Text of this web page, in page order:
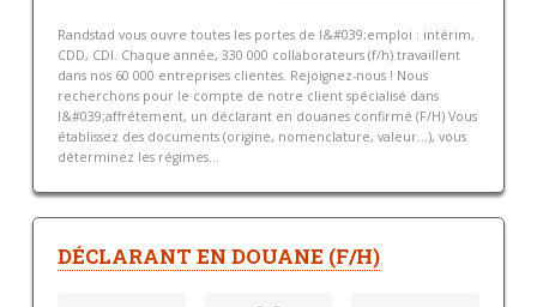
Randstad vous ouvre toutes les portes de l&#039;emploi : intérim,
CDD, CDI. Chaque année, 330 000 collaborateurs (f/h) travaillent
dans nos 60 000 entreprises clientes. Rejoignez-nous ! Nous
recherchons pour le compte de notre client spécialisé dans
l&#039;affrétement, un déclarant en douanes confirmé (F/H) Vous
établissez des documents (origine, nomenclature, valeur…), vous
déterminez les régimes...
DÉCLARANT EN DOUANE (F/H)